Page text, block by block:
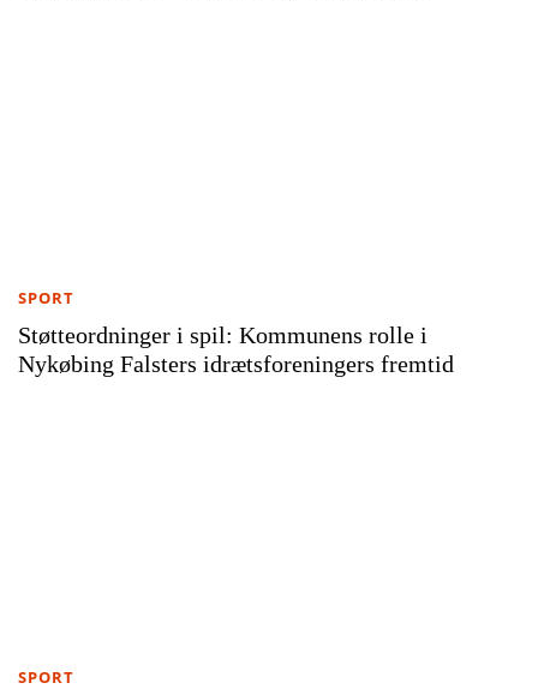
Støtteordninger i spil: Kommunens rolle i
Nykøbing Falsters idrætsforeningers fremtid
SPORT
SPORT